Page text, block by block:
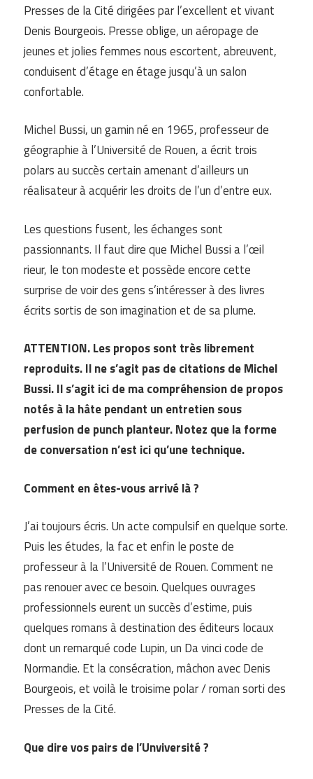
Presses de la Cité dirigées par l’excellent et vivant
Denis Bourgeois. Presse oblige, un aéropage de
jeunes et jolies femmes nous escortent, abreuvent,
conduisent d’étage en étage jusqu’à un salon
confortable.
Michel Bussi, un gamin né en 1965, professeur de
géographie à l’Université de Rouen, a écrit trois
polars au succès certain amenant d’ailleurs un
réalisateur à acquérir les droits de l’un d’entre eux.
Les questions fusent, les échanges sont
passionnants. Il faut dire que Michel Bussi a l’œil
rieur, le ton modeste et possède encore cette
surprise de voir des gens s’intéresser à des livres
écrits sortis de son imagination et de sa plume.
ATTENTION. Les propos sont très librement
reproduits. Il ne s’agit pas de citations de Michel
Bussi. Il s’agit ici de ma compréhension de propos
notés à la hâte pendant un entretien sous
perfusion de punch planteur. Notez que la forme
de conversation n’est ici qu’une technique.
Comment en êtes-vous arrivé là ?
J’ai toujours écris. Un acte compulsif en quelque sorte.
Puis les études, la fac et enfin le poste de
professeur à la l’Université de Rouen. Comment ne
pas renouer avec ce besoin. Quelques ouvrages
professionnels eurent un succès d’estime, puis
quelques romans à destination des éditeurs locaux
dont un remarqué code Lupin, un Da vinci code de
Normandie. Et la consécration, mâchon avec Denis
Bourgeois, et voilà le troisime polar / roman sorti des
Presses de la Cité.
Que dire vos pairs de l’Unviversité ?